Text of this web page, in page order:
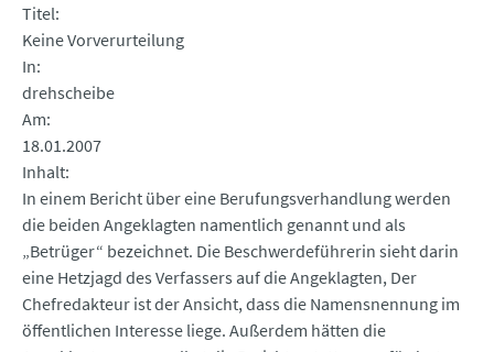
Titel
Keine Vorverurteilung
In
drehscheibe
Am
18.01.2007
Inhalt
In einem Bericht über eine Berufungsverhandlung werden
die beiden Angeklagten namentlich genannt und als
„Betrüger“ bezeichnet. Die Beschwerdeführerin sieht darin
eine Hetzjagd des Verfassers auf die Angeklagten, Der
Chefredakteur ist der Ansicht, dass die Namensnennung im
öffentlichen Interesse liege. Außerdem hätten die